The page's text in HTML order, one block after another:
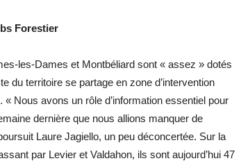
Forestier
les-Dames et Montbéliard sont « assez » dotés
du territoire se partage en zone d’intervention
Nous avons un rôle d’information essentiel pour
dernière que nous allions manquer de
Laure Jagiello, un peu déconcertée. Sur la
par Levier et Valdahon, ils sont aujourd’hui 47